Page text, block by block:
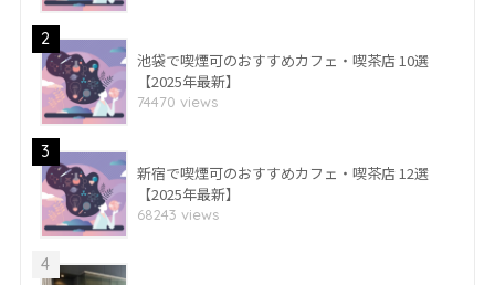
2
池袋で喫煙可のおすすめカフェ・喫茶店 10選
【2025年最新】
74470 views
3
新宿で喫煙可のおすすめカフェ・喫茶店 12選
【2025年最新】
68243 views
4